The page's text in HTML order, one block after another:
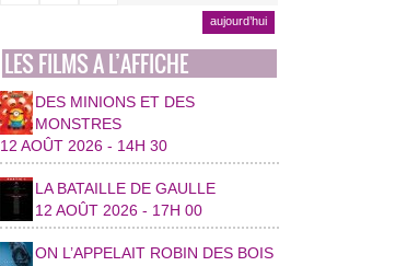
aujourd’hui
LES FILMS A L’AFFICHE
DES MINIONS ET DES
MONSTRES
12 AOÛT 2026 - 14H 30
LA BATAILLE DE GAULLE
12 AOÛT 2026 - 17H 00
ON L’APPELAIT ROBIN DES BOIS